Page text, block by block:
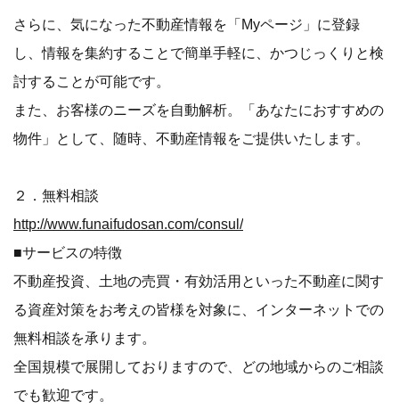
さらに、気になった不動産情報を「Myページ」に登録
し、情報を集約することで簡単手軽に、かつじっくりと検
討することが可能です。
また、お客様のニーズを自動解析。「あなたにおすすめの
物件」として、随時、不動産情報をご提供いたします。
２．無料相談
http://www.funaifudosan.com/consul/
■サービスの特徴
不動産投資、土地の売買・有効活用といった不動産に関す
る資産対策をお考えの皆様を対象に、インターネットでの
無料相談を承ります。
全国規模で展開しておりますので、どの地域からのご相談
でも歓迎です。